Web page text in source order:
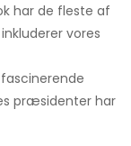
har de fleste af
vores
præsidenter har